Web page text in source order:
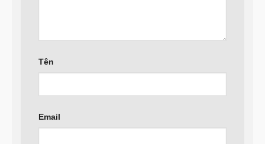
Tên
Email